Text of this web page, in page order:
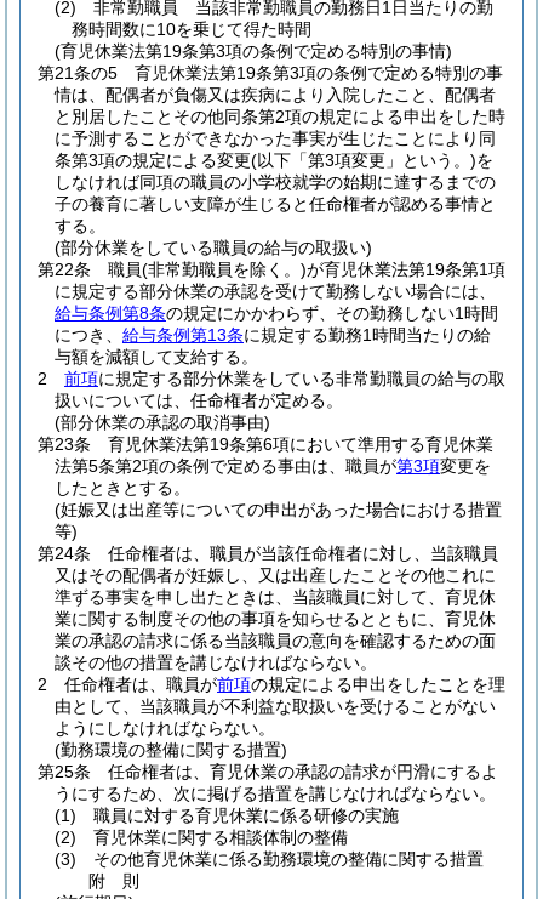
(2)
非常勤職員 当該非常勤職員の勤務日1日当たりの勤
務時間数に10を乗じて得た時間
(育児休業法第19条第3項の条例で定める特別の事情)
第21条の5
育児休業法第19条第3項の条例で定める特別の事
情は、配偶者が負傷又は疾病により入院したこと、配偶者
と別居したことその他同条第2項の規定による申出をした時
に予測することができなかった事実が生じたことにより同
条第3項の規定による変更(以下「第3項変更」という。)を
しなければ同項の職員の小学校就学の始期に達するまでの
子の養育に著しい支障が生じると任命権者が認める事情と
する。
(部分休業をしている職員の給与の取扱い)
第22条
職員(非常勤職員を除く。)が育児休業法第19条第1項
に規定する部分休業の承認を受けて勤務しない場合には、
給与条例第8条の規定にかかわらず、その勤務しない1時間
につき、 給与条例第13条に規定する勤務1時間当たりの給
与額を減額して支給する。
2
前項に規定する部分休業をしている非常勤職員の給与の取
扱いについては、任命権者が定める。
(部分休業の承認の取消事由)
第23条
育児休業法第19条第6項において準用する育児休業
法第5条第2項の条例で定める事由は、職員が第3項変更を
したときとする。
(妊娠又は出産等についての申出があった場合における措置
等)
第24条
任命権者は、職員が当該任命権者に対し、当該職員
又はその配偶者が妊娠し、又は出産したことその他これに
準ずる事実を申し出たときは、当該職員に対して、育児休
業に関する制度その他の事項を知らせるとともに、育児休
業の承認の請求に係る当該職員の意向を確認するための面
談その他の措置を講じなければならない。
2
任命権者は、職員が前項の規定による申出をしたことを理
由として、当該職員が不利益な取扱いを受けることがない
ようにしなければならない。
(勤務環境の整備に関する措置)
第25条
任命権者は、育児休業の承認の請求が円滑にするよ
うにするため、次に掲げる措置を講じなければならない。
(1)
職員に対する育児休業に係る研修の実施
(2)
育児休業に関する相談体制の整備
(3)
その他育児休業に係る勤務環境の整備に関する措置
附 則